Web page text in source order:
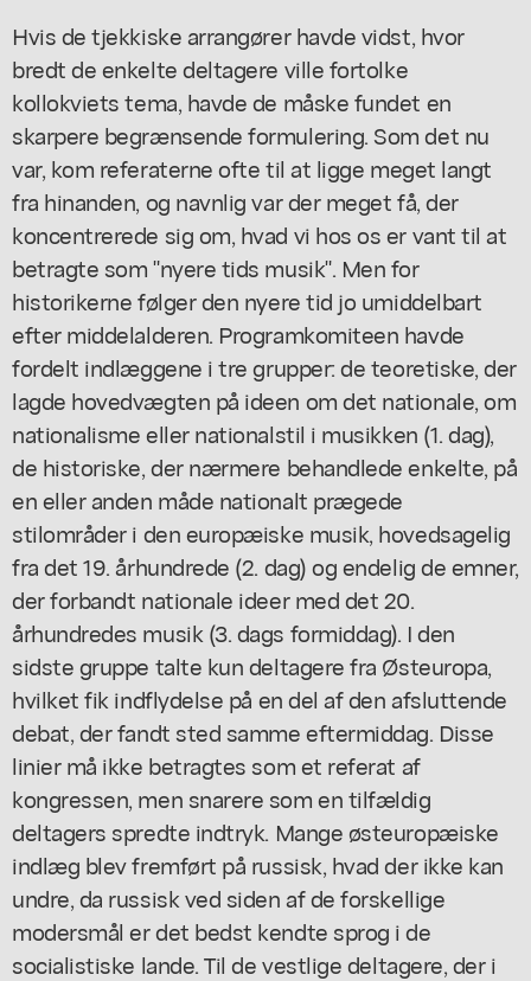
Hvis de tjekkiske arrangører havde vidst, hvor
bredt de enkelte deltagere ville fortolke
kollokviets tema, havde de måske fundet en
skarpere begrænsende formulering. Som det nu
var, kom referaterne ofte til at ligge meget langt
fra hinanden, og navnlig var der meget få, der
koncentrerede sig om, hvad vi hos os er vant til at
betragte som "nyere tids musik". Men for
historikerne følger den nyere tid jo umiddelbart
efter middelalderen. Programkomiteen havde
fordelt indlæggene i tre grupper: de teoretiske, der
lagde hovedvægten på ideen om det nationale, om
nationalisme eller nationalstil i musikken (1. dag),
de historiske, der nærmere behandlede enkelte, på
en eller anden måde nationalt prægede
stilområder i den europæiske musik, hovedsagelig
fra det 19. århundrede (2. dag) og endelig de emner,
der forbandt nationale ideer med det 20.
århundredes musik (3. dags formiddag). I den
sidste gruppe talte kun deltagere fra Østeuropa,
hvilket fik indflydelse på en del af den afsluttende
debat, der fandt sted samme eftermiddag. Disse
linier må ikke betragtes som et referat af
kongressen, men snarere som en tilfældig
deltagers spredte indtryk. Mange østeuropæiske
indlæg blev fremført på russisk, hvad der ikke kan
undre, da russisk ved siden af de forskellige
modersmål er det bedst kendte sprog i de
socialistiske lande. Til de vestlige deltagere, der i